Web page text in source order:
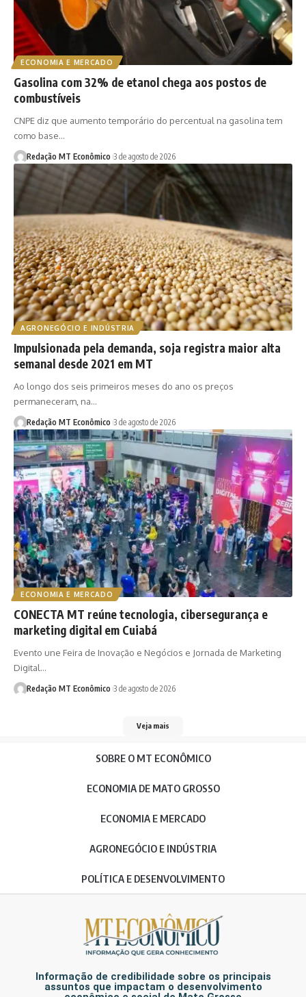
ECONOMIA E MERCADO
Gasolina com 32% de etanol chega aos postos de
combustíveis
CNPE diz que aumento temporário do percentual na gasolina tem
como base…
Redação MT Econômico 3 de agosto de 2026
AGRONEGÓCIO E INDÚSTRIA
Impulsionada pela demanda, soja registra maior alta
semanal desde 2021 em MT
Ao longo dos seis primeiros meses do ano os preços
permaneceram, na…
Redação MT Econômico 3 de agosto de 2026
ECONOMIA E MERCADO
CONECTA MT reúne tecnologia, cibersegurança e
marketing digital em Cuiabá
Evento une Feira de Inovação e Negócios e Jornada de Marketing
Digital…
Redação MT Econômico 3 de agosto de 2026
Veja mais
SOBRE O MT ECONÔMICO
ECONOMIA DE MATO GROSSO
ECONOMIA E MERCADO
AGRONEGÓCIO E INDÚSTRIA
POLÍTICA E DESENVOLVIMENTO
Informação de credibilidade sobre os principais
assuntos que impactam o desenvolvimento